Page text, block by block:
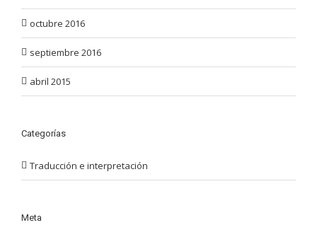
octubre 2016
septiembre 2016
abril 2015
Categorías
Traducción e interpretación
Meta